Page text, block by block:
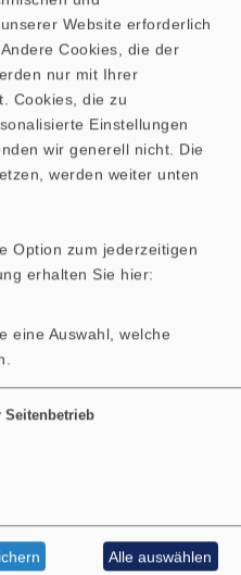
wird.
Website erforderlich
Cookies, die der
nur mit Ihrer
Cookies, die zu
Einstellungen
wir generell nicht. Die
werden weiter unten
Option zum jederzeitigen
erhalten Sie hier:
eine Auswahl, welche
Seitenbetrieb
Alle auswählen